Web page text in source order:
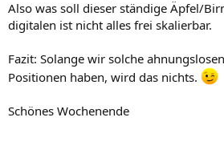
Also was soll dieser ständige Äpfel/
digitalen ist nicht alles frei skalierbar.
Fazit: Solange wir solche
Positionen haben, wird das nichts.
Schönes Wochenende